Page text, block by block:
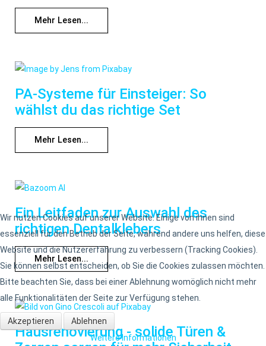
Mehr Lesen...
PA-Systeme für Einsteiger: So
wählst du das richtige Set
Mehr Lesen...
Ein Leitfaden zur Auswahl des
richtigen Dentalklebers
Mehr Lesen...
Hausrenovierung - solide Türen &
Wir nutzen Cookies auf unserer Website. Einige von ihnen sind
essenziell für den Betrieb der Seite, während andere uns helfen, diese
Website und die Nutzererfahrung zu verbessern (Tracking Cookies).
Sie können selbst entscheiden, ob Sie die Cookies zulassen möchten.
Bitte beachten Sie, dass bei einer Ablehnung womöglich nicht mehr
alle Funktionalitäten der Seite zur Verfügung stehen.
Akzeptieren
Ablehnen
Weitere Informationen